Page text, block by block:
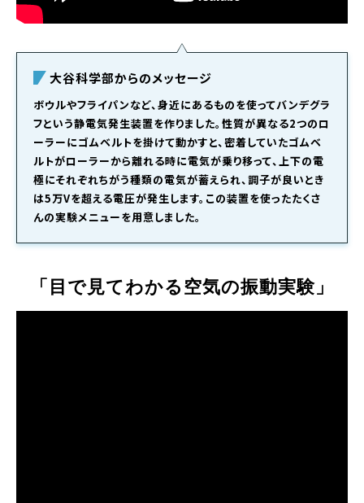
大谷科学部からのメッセージ
ボウルやフライパンなど、身近にあるものを使ってバンデグラ
フという静電気発生装置を作りました。性質が異なる2つのロ
ーラーにゴムベルトを掛けて動かすと、密着していたゴムベ
ルトがローラーから離れる時に電気が乗り移って、上下の電
極にそれぞれちがう種類の電気が蓄えられ、調子が良いとき
は5万Vを超える電圧が発生します。この装置を使ったたくさ
んの実験メニューを用意しました。
「目で見てわかる空気の振動実験」